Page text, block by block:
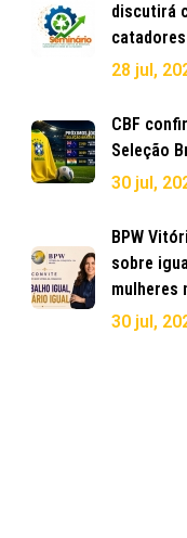
discutirá
28 jul,
CBF
Seleção
30 jul,
BPW
sobre
mulheres
30 jul,